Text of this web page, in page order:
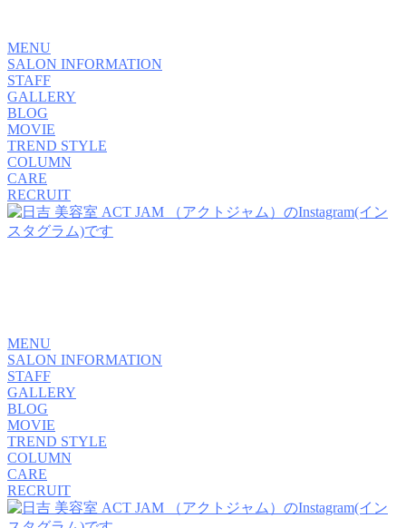
MENU
SALON INFORMATION
STAFF
GALLERY
BLOG
MOVIE
TREND STYLE
COLUMN
CARE
RECRUIT
MENU
SALON INFORMATION
STAFF
GALLERY
BLOG
MOVIE
TREND STYLE
COLUMN
CARE
RECRUIT